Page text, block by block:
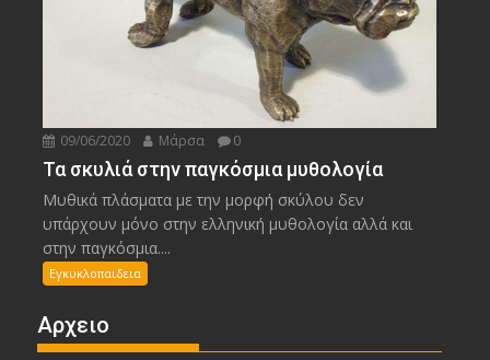
09/06/2020 Μάρσα 0
Τα σκυλιά στην παγκόσμια μυθολογία
Μυθικά πλάσματα με την μορφή σκύλου δεν
υπάρχουν μόνο στην ελληνική μυθολογία αλλά και
στην παγκόσμια....
Εγκυκλοπαιδεια
Αρχειο